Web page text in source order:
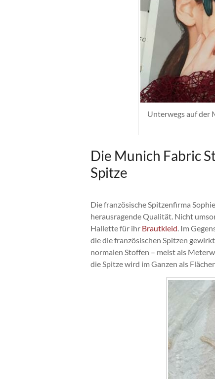
Unterwegs auf der
Die Munich Fabric
Spitze
Die französische Spitzenfirma
herausragende Qualität. Nicht
Hallette für ihr Brautkleid. Im
die die französischen Spitzen
normalen Stoffen – meist als
die Spitze wird im Ganzen als